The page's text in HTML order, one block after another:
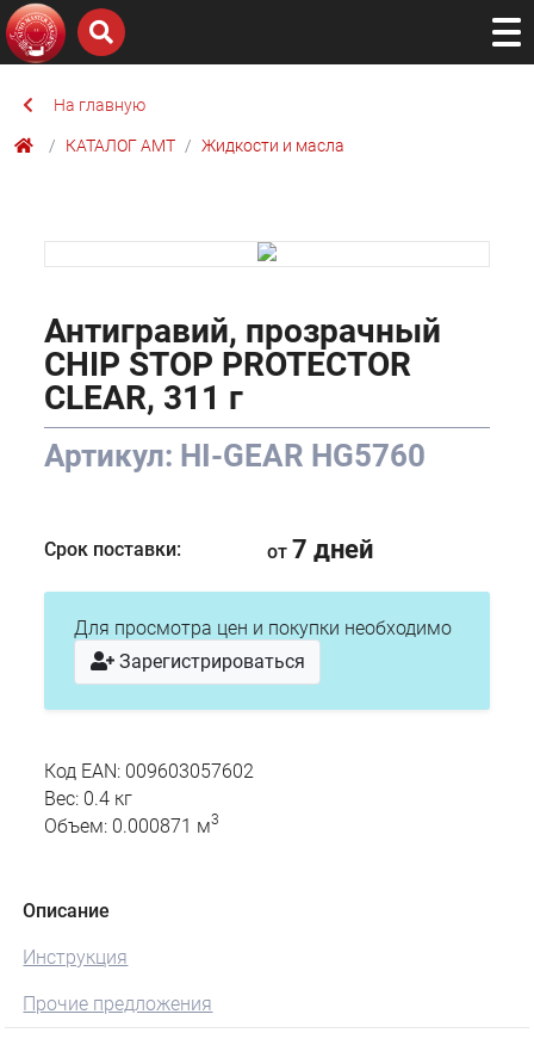
На главную
КАТАЛОГ AMТ Жидкости и масла
Антигравий, прозрачный
CHIP STOP PROTECTOR
CLEAR, 311 г
Артикул: HI-GEAR HG5760
Срок поставки: от 7 дней
Для просмотра цен и покупки необходимо
Зарегистрироваться
Код EAN: 009603057602
Вес: 0.4 кг
Объем: 0.000871 м3
Описание
Инструкция
Прочие предложения